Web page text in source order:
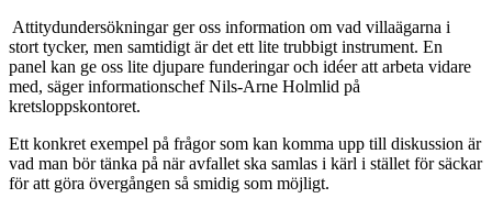
­ Attitydundersökningar ger oss information om vad villaägarna i
stort tycker, men samtidigt är det ett lite trubbigt instrument. En
panel kan ge oss lite djupare funderingar och idéer att arbeta vidare
med, säger informationschef Nils-Arne Holmlid på
kretsloppskontoret.
Ett konkret exempel på frågor som kan komma upp till diskussion är
vad man bör tänka på när avfallet ska samlas i kärl i stället för säckar
för att göra övergången så smidig som möjligt.